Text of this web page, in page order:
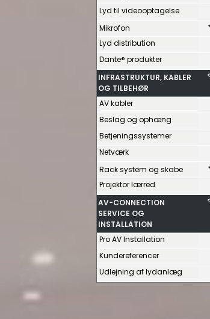
Lyd til videooptagelse
Mikrofon
Lyd distribution
Dante® produkter
INFRASTRUKTUR, KABLER
OG TILBEHØR
AV kabler
Beslag og ophæng
Betjeningssystemer
Netværk
Rack system og skabe
Projektor lærred
AV-CONNECTION
SERVICE OG
INSTALLATION
Pro AV Installation
Kundereferencer
Udlejning af lydanlæg